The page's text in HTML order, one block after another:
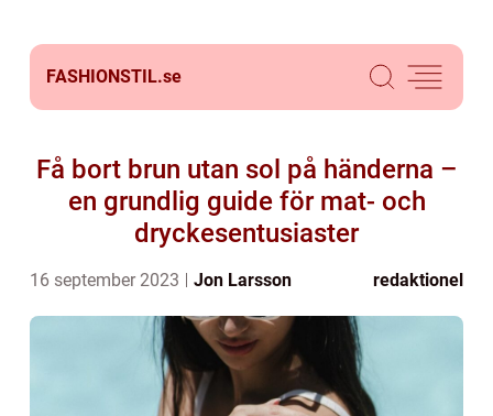
FASHIONSTIL.se
Få bort brun utan sol på händerna –
en grundlig guide för mat- och
dryckesentusiaster
16 september 2023 Jon Larsson redaktionel